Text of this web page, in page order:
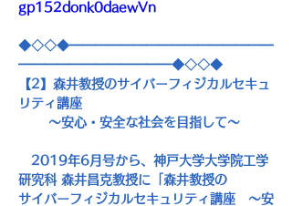
gp152donk0daewVn
◆◇◇◆━━━━━━━━━━━━━━━━
━━━━━━━━━━━━◆◇◇◆
【2 】森井教授のサイバーフィジカルセキュ
リティ講座
～安心・安全な社会を目指して～
2019年6月号から、神戸大学大学院工学
研究科 森井昌克教授に「森井教授の
サイバーフィジカルセキュリティ講座　～安